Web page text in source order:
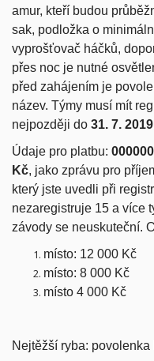
amur, kteří budou
sak, podložka o
vyprošťovač háčků,
přes noc je nutné
před zahájením je
název. Týmy musí mít
nejpozději do 31. 7. 2019
Údaje pro platbu:
Kč, jako zprávu pro
který jste uvedli při
nezaregistruje 15 a více
závody se neuskuteční.
místo: 12 000 Kč
místo: 8 000 Kč
místo 4 000 Kč
Nejtěžší ryba: